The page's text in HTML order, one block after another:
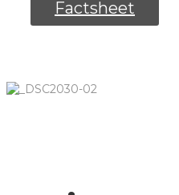
Factsheet